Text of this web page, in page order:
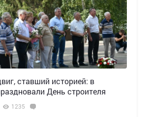
ставший историей: в
День строителя
1235